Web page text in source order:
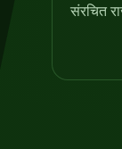
संरचित